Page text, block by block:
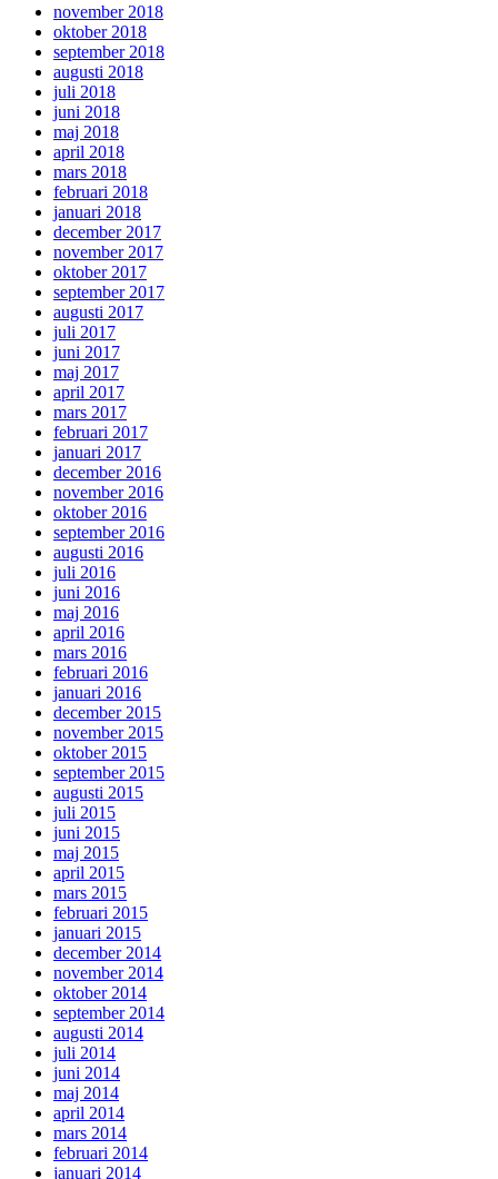
november 2018
oktober 2018
september 2018
augusti 2018
juli 2018
juni 2018
maj 2018
april 2018
mars 2018
februari 2018
januari 2018
december 2017
november 2017
oktober 2017
september 2017
augusti 2017
juli 2017
juni 2017
maj 2017
april 2017
mars 2017
februari 2017
januari 2017
december 2016
november 2016
oktober 2016
september 2016
augusti 2016
juli 2016
juni 2016
maj 2016
april 2016
mars 2016
februari 2016
januari 2016
december 2015
november 2015
oktober 2015
september 2015
augusti 2015
juli 2015
juni 2015
maj 2015
april 2015
mars 2015
februari 2015
januari 2015
december 2014
november 2014
oktober 2014
september 2014
augusti 2014
juli 2014
juni 2014
maj 2014
april 2014
mars 2014
februari 2014
januari 2014